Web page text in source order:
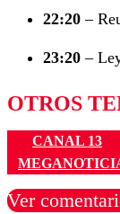
22:20 –
23:20 –
OTROS
CANAL 13
Ver